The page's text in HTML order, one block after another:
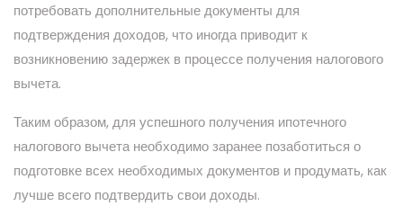
потребовать дополнительные документы для
подтверждения доходов, что иногда приводит к
возникновению задержек в процессе получения налогового
вычета.
Таким образом, для успешного получения ипотечного
налогового вычета необходимо заранее позаботиться о
подготовке всех необходимых документов и продумать, как
лучше всего подтвердить свои доходы.